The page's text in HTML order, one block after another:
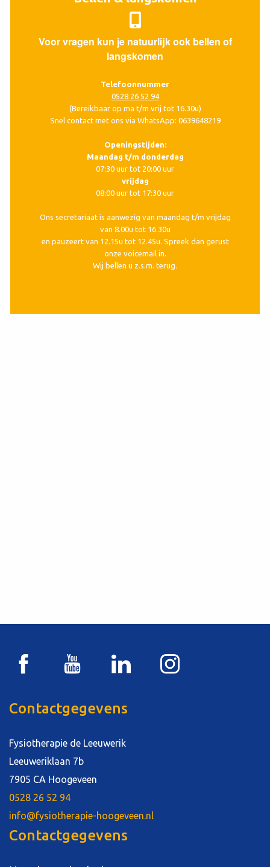
Voor vragen kun je natuurlijk ook bellen of
langskomen
Telefoonnummer
0528 26 52 94
(Bereikbaar op ma t/m vrij tot 16.30u)
Snel contact met ons via WhatsApp: 0639648219
Openingstijden:
Maandag t/m donderdag
07:30 uur tot 20:00 uur
vrijdag
08:00 uur tot 17:30 uur
Ons secretariaat is aanwezig van maandag t/m vrijdag
van 8.00u tot 16.30u
en pauzeert van 12.15u tot 12.45u. Spreek dan gerust
onze voicemail in.
Wij bellen u z.s.m. terug.
Contactgegevens
Fysiotherapie de Leeuwerik
Leeuweriklaan 7b
7905 CA Hoogeveen
0528 26 52 94
info@fysiotherapie-hoogeveen.nl
Contactgegevens